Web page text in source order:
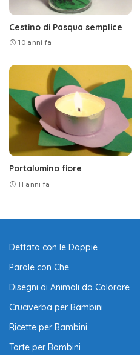
Cestino di Pasqua semplice
10 anni fa
Portalumino fiore
11 anni fa
Dettato con le Doppie
Parole con Che
Disegni di Animali da Colorare
Cruciverba per Bambini
Ricette per Bambini
Torte per Bambini